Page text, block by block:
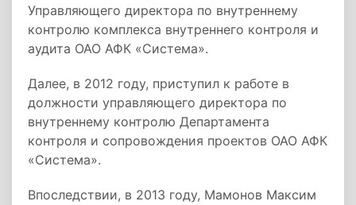
Управляющего директора по внутреннему
контролю комплекса внутреннего контроля и
аудита ОАО АФК «Система».
Далее, в 2012 году, приступил к работе в
должности управляющего директора по
внутреннему контролю Департамента
контроля и сопровождения проектов ОАО АФК
«Система».
Впоследствии, в 2013 году, Мамонов Максим